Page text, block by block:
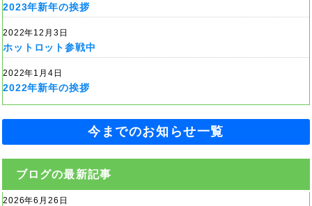
2023年新年の挨拶
2022年12月3日
ホットロット参戦中
2022年1月4日
2022年新年の挨拶
今までのお知らせ一覧
ブログの最新記事
2026年6月26日